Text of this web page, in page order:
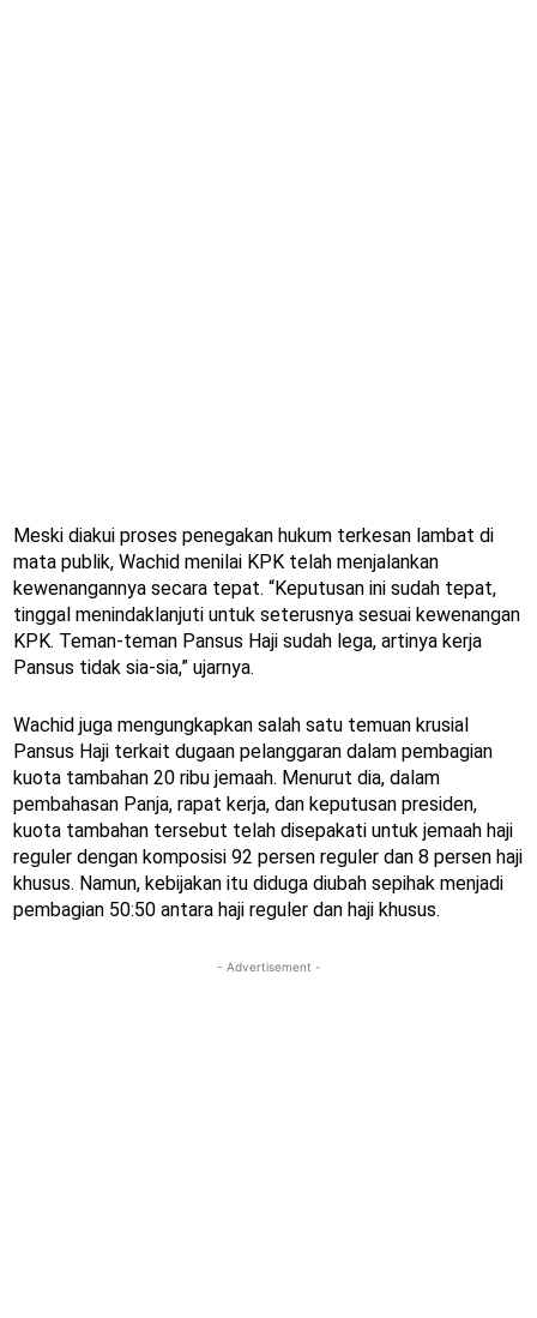
Meski diakui proses penegakan hukum terkesan lambat di
mata publik, Wachid menilai KPK telah menjalankan
kewenangannya secara tepat. “Keputusan ini sudah tepat,
tinggal menindaklanjuti untuk seterusnya sesuai kewenangan
KPK. Teman-teman Pansus Haji sudah lega, artinya kerja
Pansus tidak sia-sia,” ujarnya.
Wachid juga mengungkapkan salah satu temuan krusial
Pansus Haji terkait dugaan pelanggaran dalam pembagian
kuota tambahan 20 ribu jemaah. Menurut dia, dalam
pembahasan Panja, rapat kerja, dan keputusan presiden,
kuota tambahan tersebut telah disepakati untuk jemaah haji
reguler dengan komposisi 92 persen reguler dan 8 persen haji
khusus. Namun, kebijakan itu diduga diubah sepihak menjadi
pembagian 50:50 antara haji reguler dan haji khusus.
- Advertisement -